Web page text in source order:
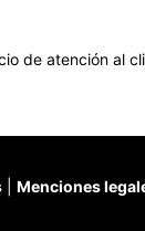
de atención al
Menciones